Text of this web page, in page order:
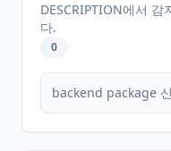
DESCRIPTION에서
다.
0
backend package